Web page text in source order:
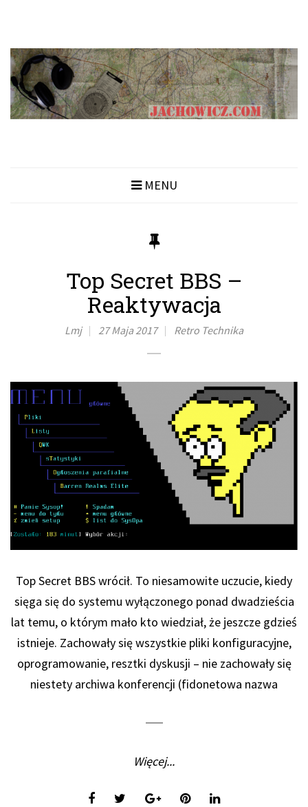
MENU
Top Secret BBS –
Reaktywacja
Lmj 27 Maja 2017 Retro Technika
Top Secret BBS wrócił. To niesamowite uczucie, kiedy
sięga się do systemu wyłączonego ponad dwadzieścia
lat temu, o którym mało kto wiedział, że jeszcze gdzieś
istnieje. Zachowały się wszystkie pliki konfiguracyjne,
oprogramowanie, resztki dyskusji – nie zachowały się
niestety archiwa konferencji (fidonetowa nazwa
Więcej...